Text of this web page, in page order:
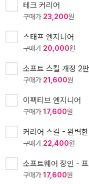
테크 커리어
구매가 23,200원
스태프 엔지니어
구매가 20,000원
소프트 스킬 개정 2판
구매가 21,600원
이펙티브 엔지니어
구매가17,600원
커리어 스킬 - 완벽
구매가 22,400원
소프트웨어 장인 -
구매가17,600원